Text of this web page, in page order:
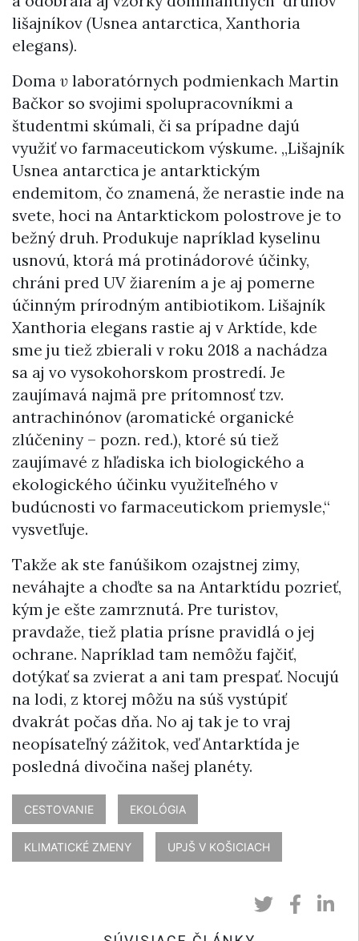
lišajníkov (Usnea antarctica, Xanthoria
elegans).
Doma v laboratórnych podmienkach Martin
Bačkor so svojimi spolupracovníkmi a
študentmi skúmali, či sa prípadne dajú
využiť vo farmaceutickom výskume. „Lišajník
Usnea antarctica je antarktickým
endemitom, čo znamená, že nerastie inde na
svete, hoci na Antarktickom polostrove je to
bežný druh. Produkuje napríklad kyselinu
usnovú, ktorá má protinádorové účinky,
chráni pred UV žiarením a je aj pomerne
účinným prírodným antibiotikom. Lišajník
Xanthoria elegans rastie aj v Arktíde, kde
sme ju tiež zbierali v roku 2018 a nachádza
sa aj vo vysokohorskom prostredí. Je
zaujímavá najmä pre prítomnosť tzv.
antrachinónov (aromatické organické
zlúčeniny – pozn. red.), ktoré sú tiež
zaujímavé z hľadiska ich biologického a
ekologického účinku využiteľného v
budúcnosti vo farmaceutickom priemysle,“
vysvetľuje.
Takže ak ste fanúšikom ozajstnej zimy,
neváhajte a choďte sa na Antarktídu pozrieť,
kým je ešte zamrznutá. Pre turistov,
pravdaže, tiež platia prísne pravidlá o jej
ochrane. Napríklad tam nemôžu fajčiť,
dotýkať sa zvierat a ani tam prespať. Nocujú
na lodi, z ktorej môžu na súš vystúpiť
dvakrát počas dňa. No aj tak je to vraj
neopísateľný zážitok, veď Antarktída je
posledná divočina našej planéty.
CESTOVANIE EKOLÓGIA
KLIMATICKÉ ZMENY UPJŠ V KOŠICIACH